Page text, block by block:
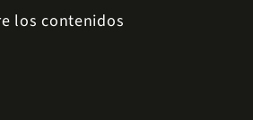
los contenidos